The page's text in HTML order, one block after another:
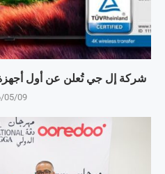
شركة إل جي تُعلن عن أول أجهزة
05/09